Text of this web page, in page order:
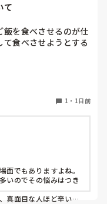
て
飯を食べさせるのが仕
食べさせようとする
気づき対応しました
人と早番の2人体制で
しておらず、この2人
えればいい。トイレに
だみたい平気で言う
、きちんと見守りの
を出しているので、
はないかと怖すぎて
1 ・ 1日前
面でもありますよね。
いのでその悩みはつき
真面目な人ほど辛いお